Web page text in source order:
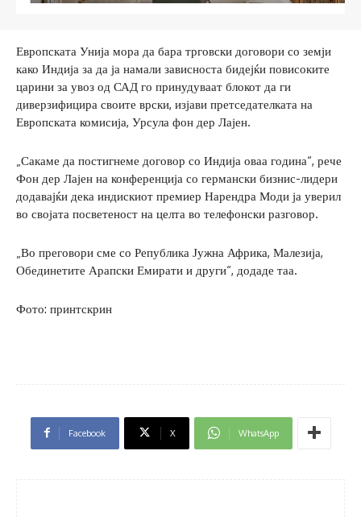
Европската Унија мора да бара трговски договори со земји
како Индија за да ја намали зависноста бидејќи повисоките
царини за увоз од САД го принудуваат блокот да ги
диверзифицира своите врски, изјави претседателката на
Европската комисија, Урсула фон дер Лајен.
„Сакаме да постигнеме договор со Индија оваа година“, рече
Фон дер Лајен на конференција со германски бизнис-лидери
додавајќи дека индискиот премиер Нарендра Моди ја уверил
во својата посветеност на целта во телефонски разговор.
„Во преговори сме со Република Јужна Африка, Малезија,
Обединетите Арапски Емирати и други“, додаде таа.
Фото: принтскрин
Facebook X WhatsApp